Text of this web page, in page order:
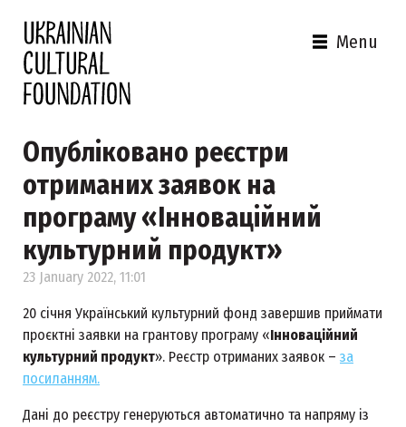
Menu
Опубліковано реєстри
отриманих заявок на
програму «Інноваційний
культурний продукт»
23 January 2022, 11:01
20 січня Український культурний фонд завершив приймати
проєктні заявки на грантову програму «Інноваційний
культурний продукт». Реєстр отриманих заявок – за
посиланням.
Дані до реєстру генеруються автоматично та напряму із